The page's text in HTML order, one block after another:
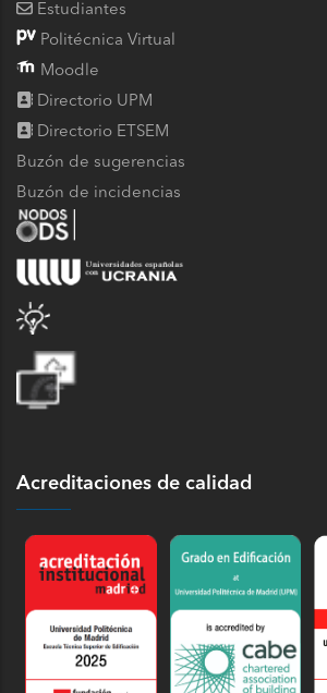
Estudiantes
Politécnica Virtual
Moodle
Directorio UPM
Directorio ETSEM
Buzón de sugerencias
Buzón de incidencias
Acreditaciones de calidad